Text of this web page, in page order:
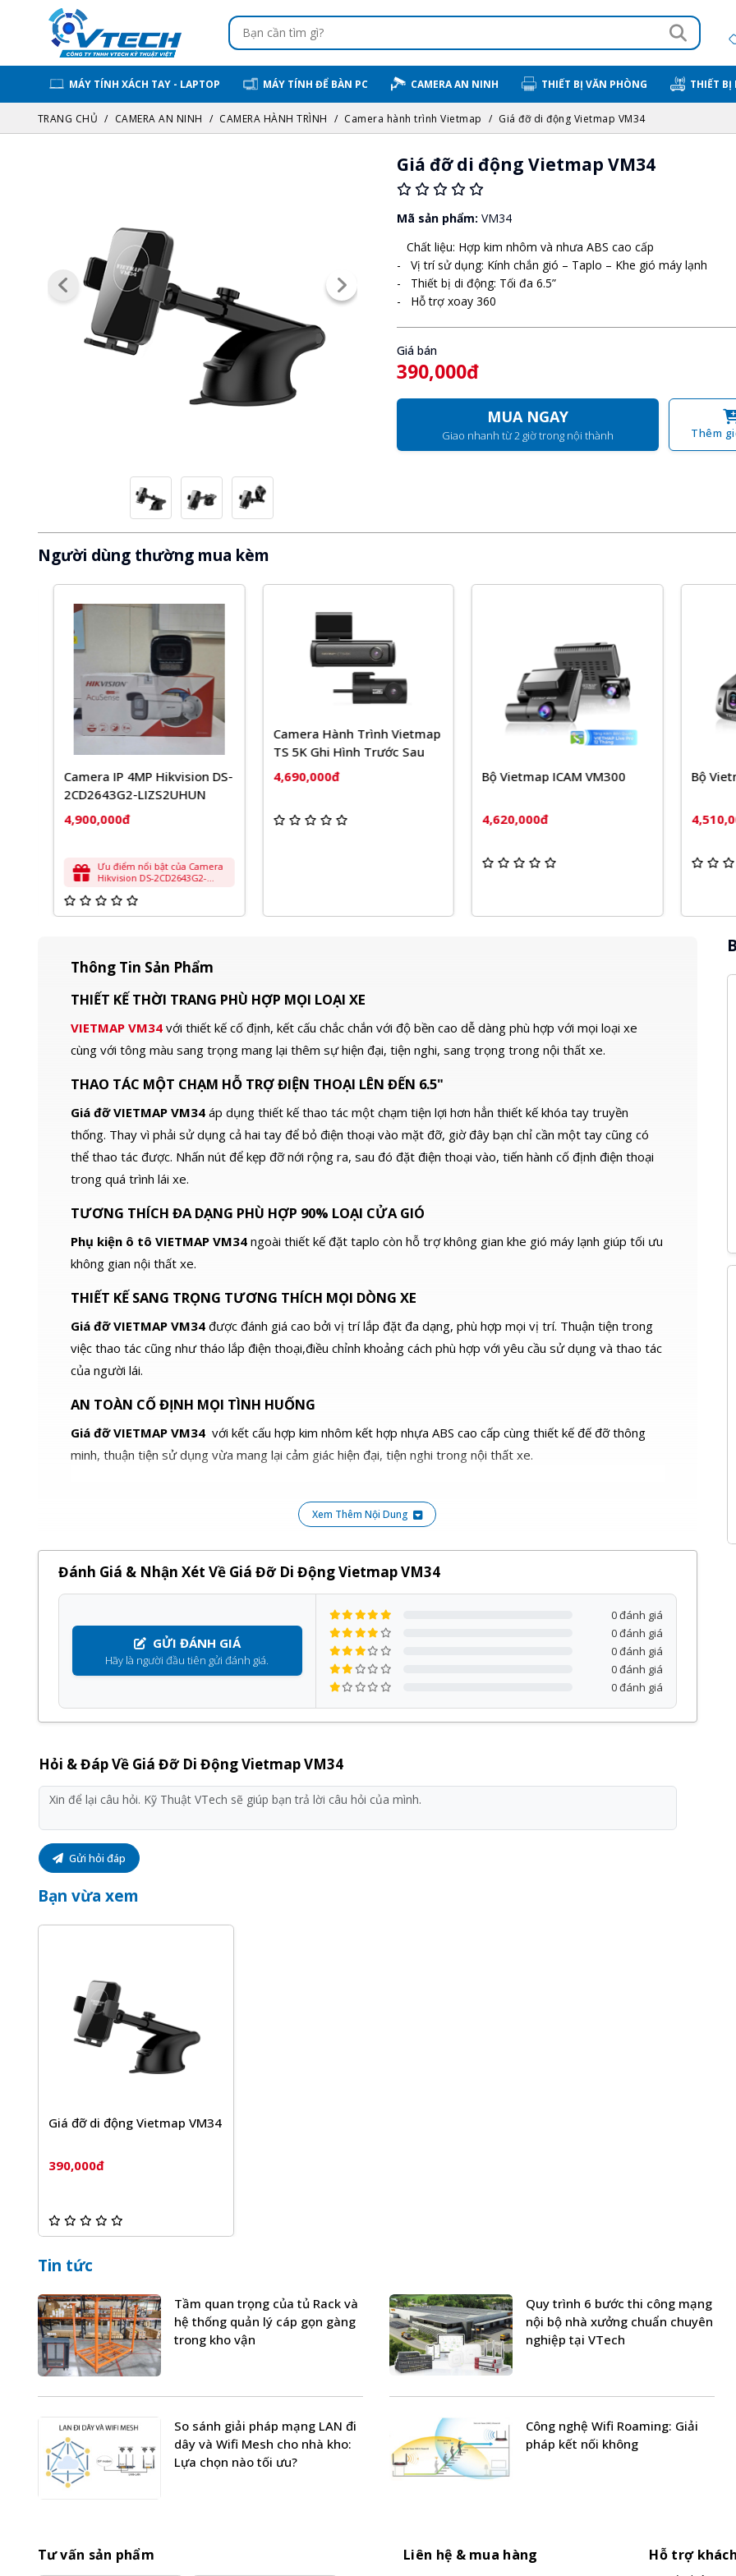
MÁY TÍNH XÁCH TAY - LAPTOP MÁY TÍNH ĐỂ BÀN PC CAMERA AN NINH THIẾT BỊ VĂN PHÒNG THIẾT BỊ
TRANG CHỦ CAMERA AN NINH CAMERA HÀNH TRÌNH Camera hành trình Vietmap Giá đỡ di động Vietmap VM34
Giá đỡ di động Vietmap VM34
Mã sản phẩm: VM34
Chất liệu: Hợp kim nhôm và nhưa ABS cao cấp
- Vị trí sử dụng: Kính chắn gió – Taplo – Khe gió máy lạnh
- Thiết bị di động: Tối đa 6.5”
- Hỗ trợ xoay 360
Giá bán
390,000đ
MUA NGAY
Giao nhanh từ 2 giờ trong nội thành Thêm
Người dùng thường mua kèm
Camera IP 4MP Hikvision DS-
2CD2643G2-LIZS2UHUN
4,900,000đ
Ưu điểm nổi bật của Camera
Hikvision DS-2CD2643G2-
4MP: Cho hình ảnh sắc nét và
zoom) cho phép phóng to
hình ảnh mà không làm giảm
toàn so với zoom kỹ thuật số
(digital zoom). Đây là lợi thế
xa mà vẫn giữ được độ nét. –
thanh trung thực, rõ ràng,
giúp bạn ghi lại âm thanh
cùng với hình ảnh, cung cấp
bằng chứng toàn diện hơn. –
Tầm nhìn ban đêm
60m: Công nghệ hồng ngoại
EXIR cho phép quan sát rõ
ràng trong điều kiện thiếu
sáng hoặc ban đêm với tầm
xa lên đến 60 mét. – Công
nghệ WDR 120dB: Chống
ngược sáng mạnh, giúp
camera ghi hình rõ nét trong
tạp, ví dụ như khi có ánh sáng
mạnh chiếu trực tiếp vào
camera. – Công nghệ
AcuSense 2.0: Phân biệt chính
xác giữa người và phương tiện
với các vật thể khác (như động
báo động giả và tập trung vào
các sự kiện quan trọng. –
IK10: Vỏ ngoài chắc chắn, đạt
IP67 và chống va đập IK10,
trong mọi điều kiện thời tiết
Smart Hybrid Light: Tự động
chuyển đổi giữa chế độ hồng
ưu hóa hình ảnh trong mọi
điều kiện ánh sáng. Lợi ích khi
sử dụng DS
Camera Hành Trình Vietmap
TS 5K Ghi Hình Trước Sau
4,690,000đ
Bộ Vietmap ICAM VM300
4,620,000đ
Bộ
Thông Tin Sản Phẩm
THIẾT KẾ THỜI TRANG PHÙ HỢP MỌI LOẠI XE
VIETMAP VM34 với thiết kế cố định, kết cấu chắc chắn với độ bền cao dễ dàng phù hợp với mọi loại xe
cùng với tông màu sang trọng mang lại thêm sự hiện đại, tiện nghi, sang trọng trong nội thất xe.
THAO TÁC MỘT CHẠM HỖ TRỢ ĐIỆN THOẠI LÊN ĐẾN 6.5"
Giá đỡ VIETMAP VM34 áp dụng thiết kế thao tác một chạm tiện lợi hơn hẳn thiết kế khóa tay truyền
thống. Thay vì phải sử dụng cả hai tay để bỏ điện thoại vào mặt đỡ, giờ đây bạn chỉ cần một tay cũng có
thể thao tác được. Nhấn nút để kẹp đỡ nới rộng ra, sau đó đặt điện thoại vào, tiến hành cố định điện thoại
trong quá trình lái xe.
TƯƠNG THÍCH ĐA DẠNG PHÙ HỢP 90% LOẠI CỬA GIÓ
Phụ kiện ô tô VIETMAP VM34 ngoài thiết kế đặt taplo còn hỗ trợ không gian khe gió máy lạnh giúp tối ưu
không gian nội thất xe.
THIẾT KẾ SANG TRỌNG TƯƠNG THÍCH MỌI DÒNG XE
Giá đỡ VIETMAP VM34được đánh giá cao bởi vị trí lắp đặt đa dạng, phù hợp mọi vị trí. Thuận tiện trong
việc thao tác cũng như tháo lắp điện thoại,điều chỉnh khoảng cách phù hợp với yêu cầu sử dụng và thao tác
của người lái.
AN TOÀN CỐ ĐỊNH MỌI TÌNH HUỐNG
Giá đỡ VIETMAP VM34 với kết cấu hợp kim nhôm kết hợp nhựa ABS cao cấp cùng thiết kế đế đỡ thông
minh, thuận tiện sử dụng vừa mang lại cảm giác hiện đại, tiện nghi trong nội thất xe.
12 tháng, đi kèm với nhiều chương trình ưu đãi hấp dẫn khác.
Quý khách hàng hoàn toàn yên tâm khi lựa chọn sử dụng sản phẩm, dịch vụ tại Kỹ Thuật Vtech.
Xem Thêm Nội Dung
Đánh Giá & Nhận Xét Về Giá Đỡ Di Động Vietmap VM34
GỬI ĐÁNH GIÁ
Hãy là người đầu tiên gửi đánh giá.
0 đánh giá
0 đánh giá
0 đánh giá
0 đánh giá
0 đánh giá
Hỏi & Đáp Về Giá Đỡ Di Động Vietmap VM34
Gửi hỏi đáp
Bạn vừa xem
Giá đỡ di động Vietmap VM34
390,000đ
Tin tức
Tầm quan trọng của tủ Rack và
hệ thống quản lý cáp gọn gàng
trong kho vận
Quy trình 6 bước thi công mạng
nội bộ nhà xưởng chuẩn chuyên
nghiệp tại VTech
So sánh giải pháp mạng LAN đi
dây và Wifi Mesh cho nhà kho:
Lựa chọn nào tối ưu?
Công nghệ Wifi Roaming: Giải
pháp kết nối không
Tư vấn sản phẩm Liên hệ & mua hàng Hỗ trợ